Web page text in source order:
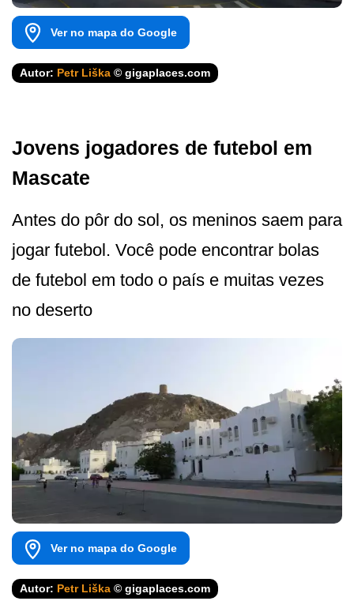
Ver no mapa do Google
Autor: Petr Liška © gigaplaces.com
Jovens jogadores de futebol em
Mascate
Antes do pôr do sol, os meninos saem para
jogar futebol. Você pode encontrar bolas
de futebol em todo o país e muitas vezes
no deserto
Ver no mapa do Google
Autor: Petr Liška © gigaplaces.com